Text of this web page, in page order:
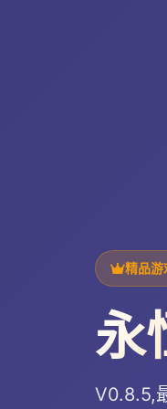
精品游
永
V0.8.5,